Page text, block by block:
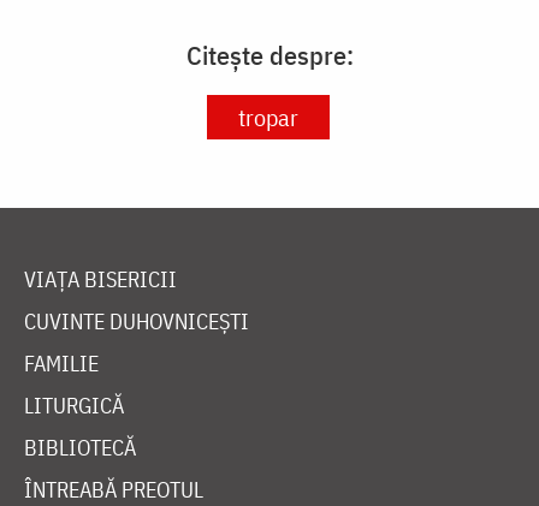
Citește despre:
tropar
VIAȚA BISERICII
CUVINTE DUHOVNICEȘTI
FAMILIE
LITURGICĂ
BIBLIOTECĂ
ÎNTREABĂ PREOTUL